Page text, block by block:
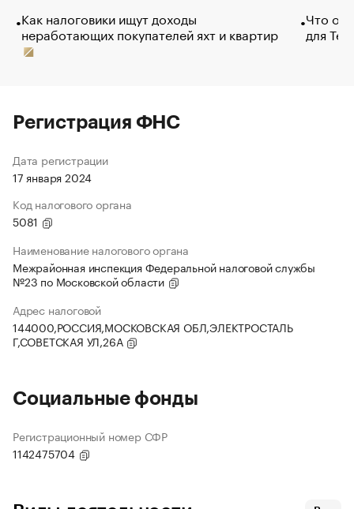
Как налоговики ищут доходы
неработающих покупателей яхт и квартир
Что
для
Регистрация ФНС
Дата регистрации
17 января 2024
Код налогового органа
5081
Наименование налогового органа
Межрайонная инспекция Федеральной налоговой службы
№23 по Московской области
Адрес налоговой
144000,РОССИЯ,МОСКОВСКАЯ ОБЛ,ЭЛЕКТРОСТАЛЬ
Г,СОВЕТСКАЯ УЛ,26А
Социальные фонды
Регистрационный номер СФР
1142475704